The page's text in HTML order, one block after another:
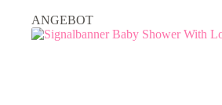
ANGEBOT